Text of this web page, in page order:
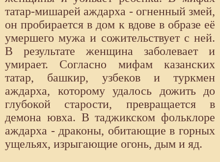
татар-мишарей аждарха - огненный змей,
он пробирается в дом к вдове в образе её
умершего мужа и сожительствует с ней.
В результате женщина заболевает и
умирает. Согласно мифам казанских
татар, башкир, узбеков и туркмен
аждарха, которому удалось дожить до
глубокой старости, превращается в
демона ювха. В таджикском фольклоре
аждарха - драконы, обитающие в горных
ущельях, изрыгающие огонь, дым и яд.